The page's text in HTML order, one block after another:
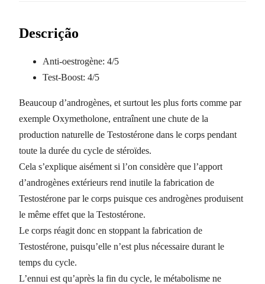
Descrição
Anti-oestrogène: 4/5
Test-Boost: 4/5
Beaucoup d’androgènes, et surtout les plus forts comme par
exemple Oxymetholone, entraînent une chute de la
production naturelle de Testostérone dans le corps pendant
toute la durée du cycle de stéroïdes.
Cela s’explique aisément si l’on considère que l’apport
d’androgènes extérieurs rend inutile la fabrication de
Testostérone par le corps puisque ces androgènes produisent
le même effet que la Testostérone.
Le corps réagit donc en stoppant la fabrication de
Testostérone, puisqu’elle n’est plus nécessaire durant le
temps du cycle.
L’ennui est qu’après la fin du cycle, le métabolisme ne